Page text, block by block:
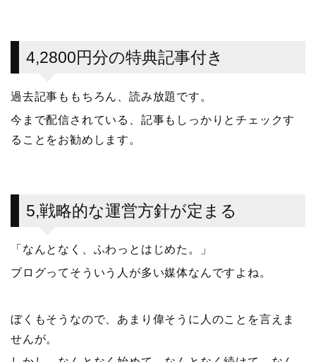
4,2800円分の特典記事付き
過去記事ももちろん、読み放題です。
今まで配信されている、記事もしっかりとチェックす
ることをお勧めします。
5,戦略的な運営方針が定まる
「なんとなく、ふわっとはじめた。」
ブログってそういう人が多い媒体なんですよね。
ぼくもそうなので、あまり偉そうに人のことを言えま
せんが。